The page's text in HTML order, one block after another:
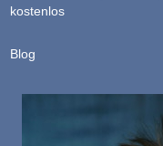
kostenlos
Blog